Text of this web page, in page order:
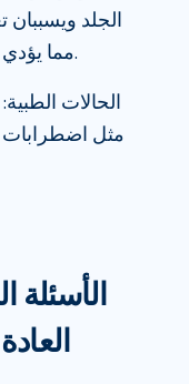
الجلد ويسببان
مما يؤدي إلى تفاقم الهالات السوداء.
الحالات
مثل اضطرابات